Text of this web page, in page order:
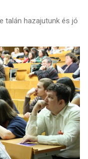
talán hazajutunk és jó